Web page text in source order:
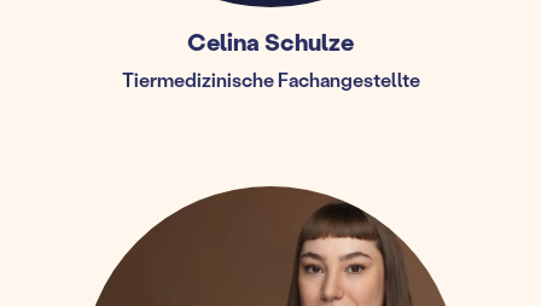
Celina Schulze
Tiermedizinische Fachangestellte